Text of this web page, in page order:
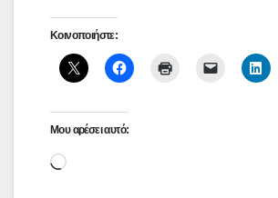
Κοινοποιήστε:
Μου αρέσει αυτό:
Loading…